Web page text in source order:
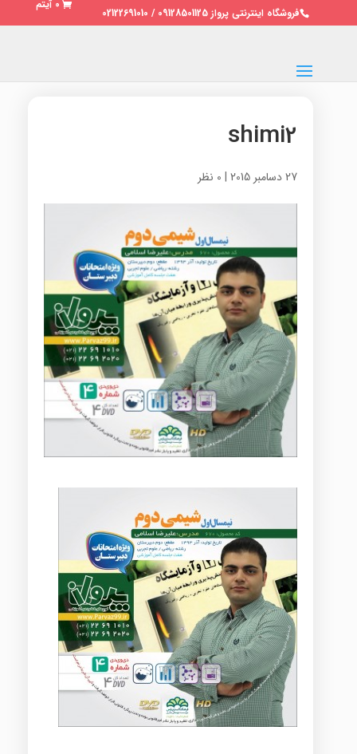
فروشگاه اینترنتی پرواز 09128501125 / 02122691010
0 آیتم
shimi2
27 دسامبر 2015 | 0 نظر